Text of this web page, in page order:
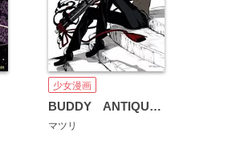
少女漫画
BUDDY ANTIQUE‐バディ・アンティーク‐
マツリ